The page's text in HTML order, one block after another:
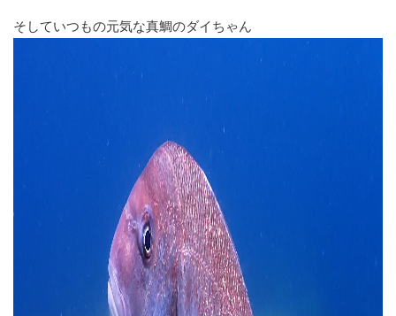
そしていつもの元気な真鯛のダイちゃん